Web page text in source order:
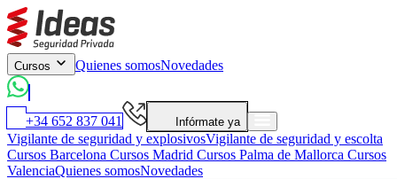
Cursos Quienes somosNovedades
+34 652 837 041 Infórmate ya
Vigilante de seguridad y explosivosVigilante de seguridad y escolta
Cursos Barcelona Cursos Madrid Cursos Palma de Mallorca Cursos
ValenciaQuienes somosNovedades